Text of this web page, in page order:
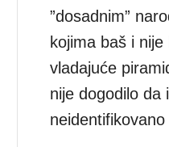
”dosadnim”
kojima baš i
vladajuće
nije dogodilo da